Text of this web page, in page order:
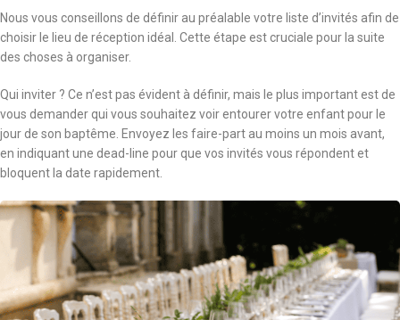
Nous vous conseillons de définir au préalable votre liste d’invités afin de
choisir le lieu de réception idéal. Cette étape est cruciale pour la suite
des choses à organiser.
Qui inviter ? Ce n’est pas évident à définir, mais le plus important est de
vous demander qui vous souhaitez voir entourer votre enfant pour le
jour de son baptême. Envoyez les faire-part au moins un mois avant,
en indiquant une dead-line pour que vos invités vous répondent et
bloquent la date rapidement.